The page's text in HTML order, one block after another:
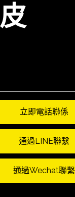
立即電話聯係
通過LINE聯繫
通過Wechat聯繫